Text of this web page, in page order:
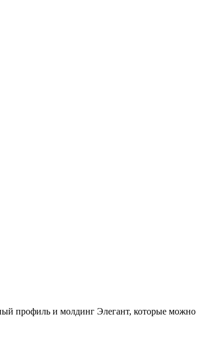
профиль и молдинг Элегант, которые можно